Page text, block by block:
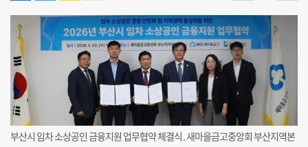
부산시 임차 소상공인 금융지원 업무협약 체결식. 새마을금고중앙회 부산지역본